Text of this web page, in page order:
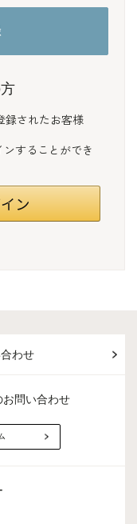
録されたお客様
することができ
わせ
お問い合わせ